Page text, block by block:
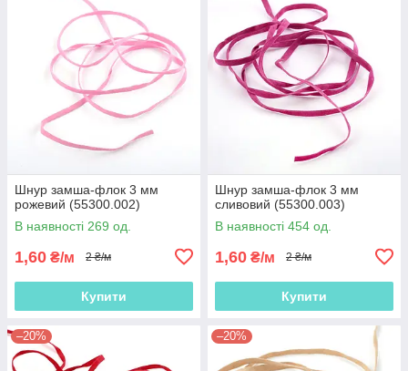
Шнур замша-флок 3 мм
рожевий (55300.002)
В наявності 269 од.
1,60 ₴/м 2 ₴/м
Купити
Шнур замша-флок 3 мм
сливовий (55300.003)
В наявності 454 од.
1,60 ₴/м 2 ₴/м
Купити
–20% –20%